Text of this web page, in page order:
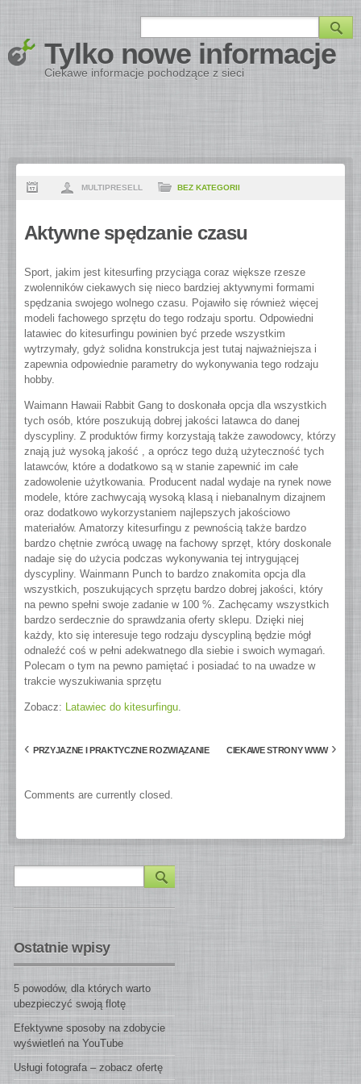
Tylko nowe informacje
Ciekawe informacje pochodzące z sieci
MULTIPRESELL BEZ KATEGORII
Aktywne spędzanie czasu
Sport, jakim jest kitesurfing przyciąga coraz większe rzesze
zwolenników ciekawych się nieco bardziej aktywnymi formami
spędzania swojego wolnego czasu. Pojawiło się również więcej
modeli fachowego sprzętu do tego rodzaju sportu. Odpowiedni
latawiec do kitesurfingu powinien być przede wszystkim
wytrzymały, gdyż solidna konstrukcja jest tutaj najważniejsza i
zapewnia odpowiednie parametry do wykonywania tego rodzaju
hobby.
Waimann Hawaii Rabbit Gang to doskonała opcja dla wszystkich
tych osób, które poszukują dobrej jakości latawca do danej
dyscypliny. Z produktów firmy korzystają także zawodowcy, którzy
znają już wysoką jakość , a oprócz tego dużą użyteczność tych
latawców, które a dodatkowo są w stanie zapewnić im całe
zadowolenie użytkowania. Producent nadal wydaje na rynek nowe
modele, które zachwycają wysoką klasą i niebanalnym dizajnem
oraz dodatkowo wykorzystaniem najlepszych jakościowo
materiałów. Amatorzy kitesurfingu z pewnością także bardzo
bardzo chętnie zwrócą uwagę na fachowy sprzęt, który doskonale
nadaje się do użycia podczas wykonywania tej intrygującej
dyscypliny. Wainmann Punch to bardzo znakomita opcja dla
wszystkich, poszukujących sprzętu bardzo dobrej jakości, który
na pewno spełni swoje zadanie w 100 %. Zachęcamy wszystkich
bardzo serdecznie do sprawdzania oferty sklepu. Dzięki niej
każdy, kto się interesuje tego rodzaju dyscypliną będzie mógł
odnaleźć coś w pełni adekwatnego dla siebie i swoich wymagań.
Polecam o tym na pewno pamiętać i posiadać to na uwadze w
trakcie wyszukiwania sprzętu
Zobacz: Latawiec do kitesurfingu.
‹ PRZYJAZNE I PRAKTYCZNE ROZWIĄZANIE CIEKAWE STRONY WWW ›
Comments are currently closed.
Ostatnie wpisy
5 powodów, dla których warto
ubezpieczyć swoją flotę
Efektywne sposoby na zdobycie
wyświetleń na YouTube
Usługi fotografa – zobacz ofertę